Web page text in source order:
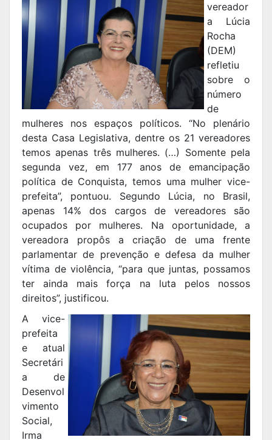
vereador
a Lúcia
Rocha
(DEM)
refletiu
sobre o
número
de
mulheres nos espaços políticos. “No plenário
desta Casa Legislativa, dentre os 21 vereadores
temos apenas três mulheres. (…) Somente pela
segunda vez, em 177 anos de emancipação
política de Conquista, temos uma mulher vice-
prefeita”, pontuou. Segundo Lúcia, no Brasil,
apenas 14% dos cargos de vereadores são
ocupados por mulheres. Na oportunidade, a
vereadora propôs a criação de uma frente
parlamentar de prevenção e defesa da mulher
vítima de violência, “para que juntas, possamos
ter ainda mais força na luta pelos nossos
direitos”, justificou.
A vice-
prefeita
e atual
Secretári
a de
Desenvol
vimento
Social,
Irma